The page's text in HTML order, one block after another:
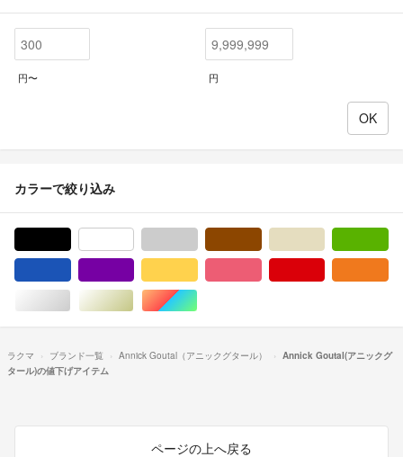
円〜 円
カラーで絞り込み
シルバー/銀色系ゴールド/金色系マルチカラー
ラクマ ブランド一覧 Annick Goutal（アニックグタール）
Annick Goutal(アニックグ
タール)の値下げアイテム
ページの上へ戻る